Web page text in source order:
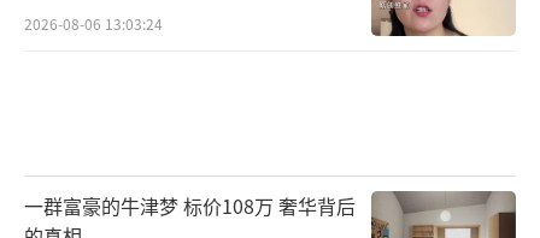
2026-08-06 13:03:24
一群富豪的牛津梦 标价108万 奢华背后